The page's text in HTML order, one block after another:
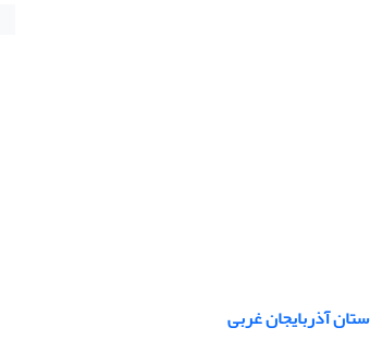
آذربایجان غربی